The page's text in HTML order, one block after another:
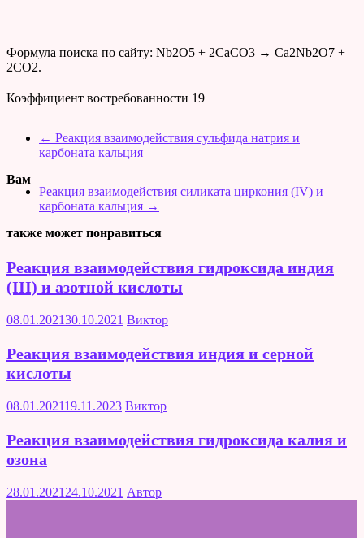
Формула поиска по сайту: Nb2O5 + 2CaCO3 → Ca2Nb2O7 +
2CO2.
Коэффициент востребованности 19
← Реакция взаимодействия сульфида натрия и
карбоната кальция
Реакция взаимодействия силиката циркония (IV) и
карбоната кальция →
Вам
также может понравиться
Реакция взаимодействия гидроксида индия
(III) и азотной кислоты
08.01.202130.10.2021 Виктор
Реакция взаимодействия индия и серной
кислоты
08.01.202119.11.2023 Виктор
Реакция взаимодействия гидроксида калия и
озона
28.01.2021 24.10.2021 Автор